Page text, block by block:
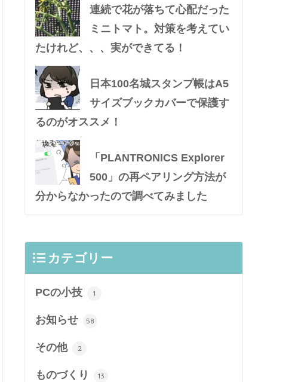
連続で花が落ちて心配だった
ミニトマト。対策を考えてい
たけれど、、、実ができてる！
日本100名城スタンプ帳はA5
サイズブックカバーで保護す
るのがオススメ！
「PLANTRONICS Explorer
500」の再ペアリング方法が
分からなかったので調べてみました
カテゴリー
PCの小技 1
お知らせ 58
その他 2
ものづくり 13